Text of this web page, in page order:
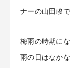
ナーの山田峻で
梅雨の時期に
雨の日はなか
トレーナー